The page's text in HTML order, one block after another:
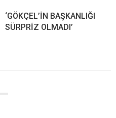
‘GÖKÇEL’İN BAŞKANLIĞI
SÜRPRİZ OLMADI’